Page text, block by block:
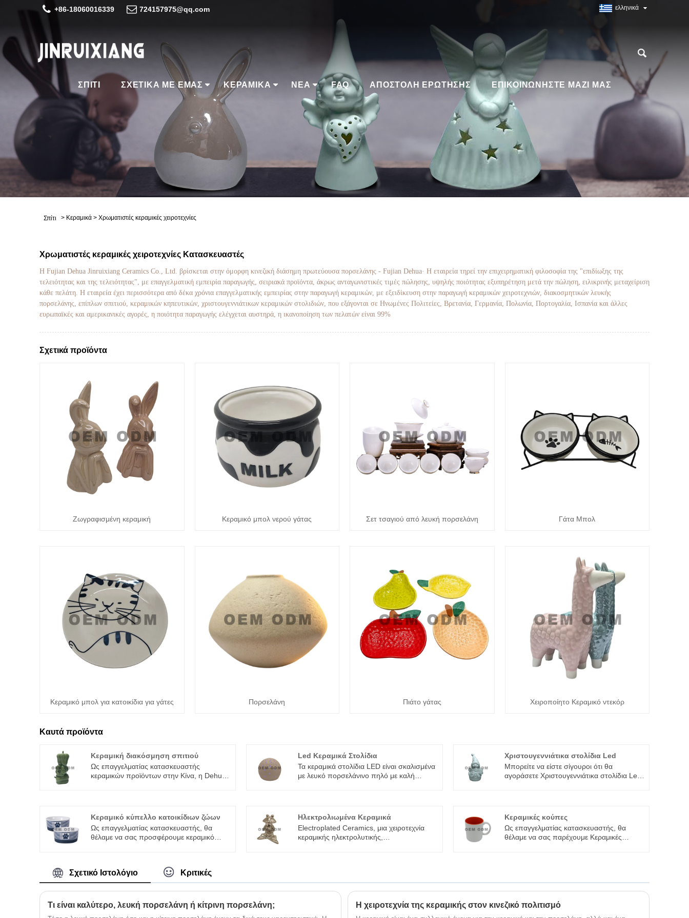
+86-18060016339 724157975@qq.com ελληνικά
ΣΠΊΤΙ ΣΧΕΤΙΚΆ ΜΕ ΕΜΆΣ ΚΕΡΑΜΙΚΆ ΝΈΑ FAQ ΑΠΟΣΤΟΛΉ ΕΡΏΤΗΣΗΣ ΕΠΙΚΟΙΝΩΝΉΣΤΕ ΜΑΖΊ ΜΑΣ
Σπίτι > Κεραμικά > Χρωματιστές κεραμικές χειροτεχνίες
Χρωματιστές κεραμικές χειροτεχνίες Κατασκευαστές
Η Fujian Dehua Jinruixiang Ceramics Co., Ltd. βρίσκεται στην όμορφη κινεζική διάσημη πρωτεύουσα πορσελάνης - Fujian Dehua· Η εταιρεία τηρεί την επιχειρηματική φιλοσοφία της "επιδίωξης της
τελειότητας και της τελειότητας", με επαγγελματική εμπειρία παραγωγής, σειριακά προϊόντα, άκρως ανταγωνιστικές τιμές πώλησης, υψηλής ποιότητας εξυπηρέτηση μετά την πώληση, ειλικρινής μεταχείριση
κάθε πελάτη. Η εταιρεία έχει περισσότερα από δέκα χρόνια επαγγελματικής εμπειρίας στην παραγωγή κεραμικών, με εξειδίκευση στην παραγωγή κεραμικών χειροτεχνιών, διακοσμητικών λευκής
πορσελάνης, επίπλων σπιτιού, κεραμικών κηπευτικών, χριστουγεννιάτικων κεραμικών στολιδιών, που εξάγονται σε Ηνωμένες Πολιτείες, Βρετανία, Γερμανία, Πολωνία, Πορτογαλία, Ισπανία και άλλες
ευρωπαϊκές και αμερικανικές αγορές, η ποιότητα παραγωγής ελέγχεται αυστηρά, η ικανοποίηση των πελατών είναι 99%
Σχετικά προϊόντα
Ζωγραφισμένη κεραμική Κεραμικό μπολ νερού γάτας Σετ τσαγιού από λευκή πορσελάνη Γάτα Μπολ
Κεραμικό μπολ για κατοικίδια για γάτες Πορσελάνη Πιάτο γάτας Χειροποίητο Κεραμικό ντεκόρ
Καυτά προϊόντα
Κεραμική διακόσμηση σπιτιού
Ως επαγγελματίας κατασκευαστής
κεραμικών προϊόντων στην Κίνα, η Dehua
ορυκτών σε εκλεπτυσμένα στολίδια που
δίνουν ζωή σε κάθε δωμάτιο. Διαθέτει
ψήσιμο σε υψηλή θερμοκρασία για
ανώτερη αντοχή στις γρατσουνιές και στο
πολύ μεγαλύτερη από τις εναλλακτικές
ρητίνες ή πλαστικά, μη διστάσετε να
Led Κεραμικά Στολίδια
Τα κεραμικά στολίδια LED είναι σκαλισμένα
με λευκό πορσελάνινο πηλό με καλή
καλύτερες. Κατάλληλο για στολίδια
εσωτερικής διακόσμησης.
Χριστουγεννιάτικα στολίδια Led
Μπορείτε να είστε σίγουροι ότι θα
αγοράσετε Χριστουγεννιάτικα στολίδια Led
Κεραμικό κύπελλο κατοικίδιων ζώων
Ως επαγγελματίας κατασκευαστής, θα
θέλαμε να σας προσφέρουμε κεραμικό
Ηλεκτρολιωμένα Κεραμικά
Electroplated Ceramics, μια χειροτεχνία
κεραμικής ηλεκτρολυτικής,
επιφάνεια του κεραμικού σώματος, ένα
στρώμα κόλλας επικαλύπτεται στην τοπική
επιφάνεια του στρώματος λούστρου, ένα
στρώμα στρώμα γυάλινης άμμου είναι
Κεραμικές κούπες
Ως επαγγελματίας κατασκευαστής, θα
θέλαμε να σας παρέχουμε Κεραμικές
Σχετικό Ιστολόγιο Κριτικές
Τι είναι καλύτερο, λευκή πορσελάνη ή κίτρινη πορσελάνη; Η χειροτεχνία της κεραμικής στον κινεζικό πολιτισμό